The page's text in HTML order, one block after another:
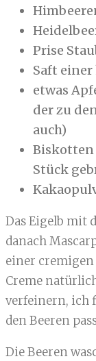
Prise
Saft
etwas
der zu
auch)
Biskotten
Stück
Das Eigelb mit
danach
einer cremigen
Creme
verfeinern, ich
den Beeren
Die Beeren